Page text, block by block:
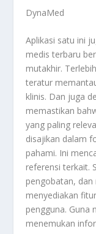
DynaMed
Aplikasi satu ini
medis terbaru
mutakhir.
teratur
klinis. Dan juga
memastikan
yang paling
disajikan dalam
pahami. Ini
referensi terkait.
pengobatan,
menyediakan
pengguna. Guna
menemukan